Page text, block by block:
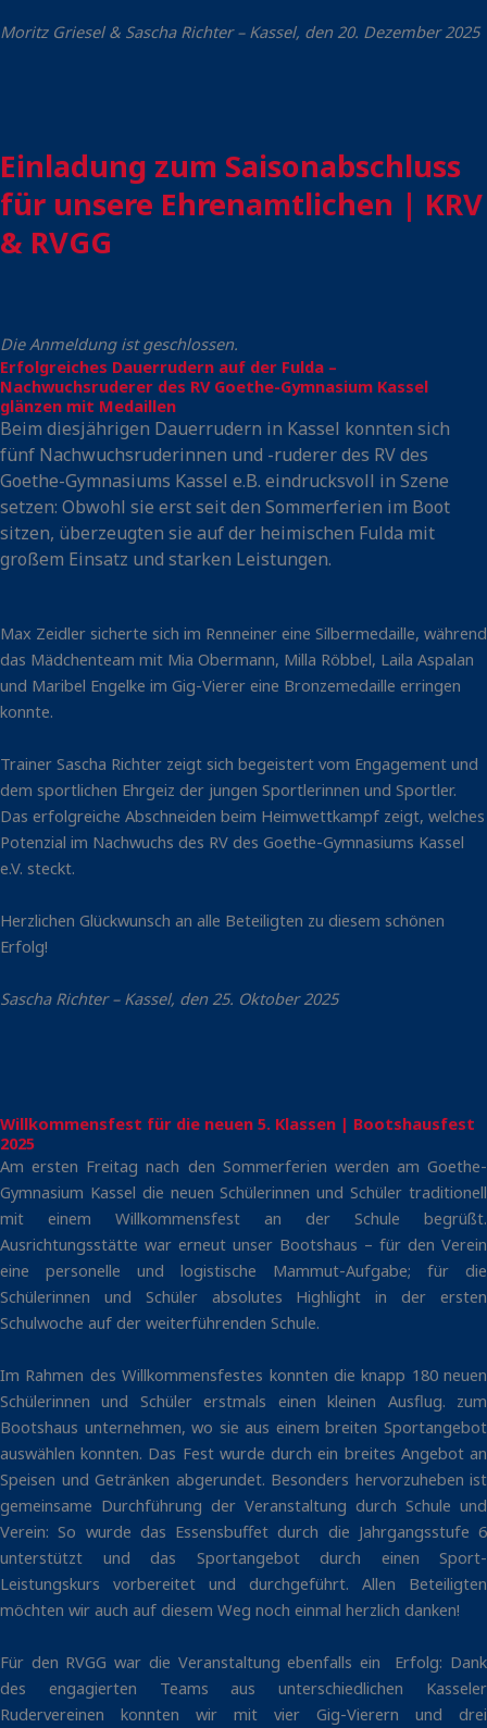
Moritz Griesel & Sascha Richter – Kassel, den 20. Dezember 2025
Einladung zum Saisonabschluss
für unsere Ehrenamtlichen | KRV
& RVGG
Die Anmeldung ist geschlossen.
Erfolgreiches Dauerrudern auf der Fulda –
Nachwuchsruderer des RV Goethe-Gymnasium Kassel
glänzen mit Medaillen
Beim diesjährigen Dauerrudern in Kassel konnten sich
fünf Nachwuchsruderinnen und -ruderer des RV des
Goethe-Gymnasiums Kassel e.B. eindrucksvoll in Szene
setzen: Obwohl sie erst seit den Sommerferien im Boot
sitzen, überzeugten sie auf der heimischen Fulda mit
großem Einsatz und starken Leistungen.
Max Zeidler sicherte sich im Renneiner eine Silbermedaille, während
das Mädchenteam mit Mia Obermann, Milla Röbbel, Laila Aspalan
und Maribel Engelke im Gig-Vierer eine Bronzemedaille erringen
konnte.
Trainer Sascha Richter zeigt sich begeistert vom Engagement und
dem sportlichen Ehrgeiz der jungen Sportlerinnen und Sportler.
Das erfolgreiche Abschneiden beim Heimwettkampf zeigt, welches
Potenzial im Nachwuchs des RV des Goethe-Gymnasiums Kassel
e.V. steckt.
Herzlichen Glückwunsch an alle Beteiligten zu diesem schönen
Erfolg!
Sascha Richter – Kassel, den 25. Oktober 2025
Willkommensfest für die neuen 5. Klassen | Bootshausfest
2025
Am ersten Freitag nach den Sommerferien werden am Goethe-
Gymnasium Kassel die neuen Schülerinnen und Schüler traditionell
mit einem Willkommensfest an der Schule begrüßt.
Ausrichtungsstätte war erneut unser Bootshaus – für den Verein
eine personelle und logistische Mammut-Aufgabe; für die
Schülerinnen und Schüler absolutes Highlight in der ersten
Schulwoche auf der weiterführenden Schule.
Im Rahmen des Willkommensfestes konnten die knapp 180 neuen
Schülerinnen und Schüler erstmals einen kleinen Ausflug. zum
Bootshaus unternehmen, wo sie aus einem breiten Sportangebot
auswählen konnten. Das Fest wurde durch ein breites Angebot an
Speisen und Getränken abgerundet. Besonders hervorzuheben ist
gemeinsame Durchführung der Veranstaltung durch Schule und
Verein: So wurde das Essensbuffet durch die Jahrgangsstufe 6
unterstützt und das Sportangebot durch einen Sport-
Leistungskurs vorbereitet und durchgeführt. Allen Beteiligten
möchten wir auch auf diesem Weg noch einmal herzlich danken!
Für den RVGG war die Veranstaltung ebenfalls ein Erfolg: Dank
des engagierten Teams aus unterschiedlichen Kasseler
Rudervereinen konnten wir mit vier Gig-Vierern und drei